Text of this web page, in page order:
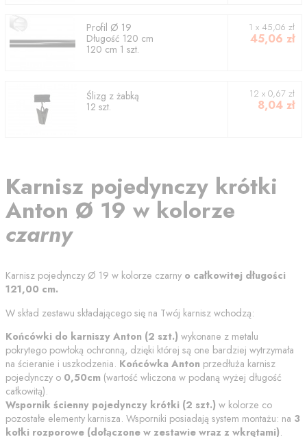
Profil Ø 19
Długość 120 cm
120 cm 1 szt.
1 x 45,06 zł
45,06 zł
Ślizg z żabką
12 szt.
12 x 0,67 zł
8,04 zł
Karnisz pojedynczy krótki
Anton Ø 19 w kolorze
czarny
Karnisz pojedynczy Ø 19 w kolorze czarny o całkowitej długości
121,00 cm.
W skład zestawu składającego się na Twój karnisz wchodzą:
Końcówki do karniszy Anton (2 szt.) wykonane z metalu
pokrytego powłoką ochronną, dzięki której są one bardziej wytrzymała
na ścieranie i uszkodzenia. Końcówka Anton przedłuża karnisz
pojedynczy o 0,50cm (wartość wliczona w podaną wyżej długość
całkowitą).
Wspornik ścienny pojedynczy krótki (2 szt.) w kolorze co
pozostałe elementy karnisza. Wsporniki posiadają system montażu: na 3
kołki rozporowe (dołączone w zestawie wraz z wkrętami).